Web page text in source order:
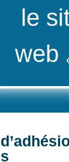
le
web